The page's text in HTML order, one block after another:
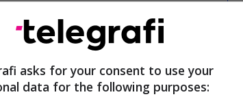
Shqiptare
në fëmijërinë e Albatritit, i cili i
asks for your consent to use your
data for the following purposes: